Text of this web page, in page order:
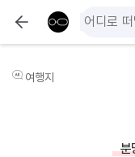
여행지
분